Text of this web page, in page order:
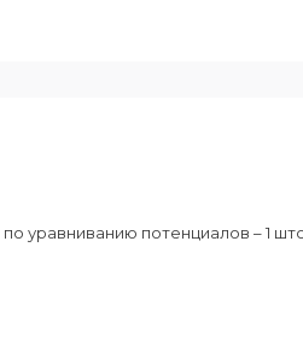
уравниванию потенциалов – 1